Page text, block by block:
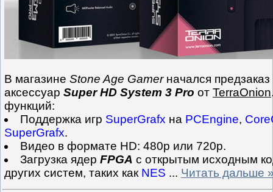
В магазине Stone Age Gamerначался
аксессуар Super HD System 3 Pro от TerraOnion
функций:
Поддержка игр SuperGrafx на PCEngine,
SuperGrafx.
Видео в формате HD: 480p или 720p.
Загрузка ядер FPGA с открытым исходным
других систем, таких как NES ... Читать дальше